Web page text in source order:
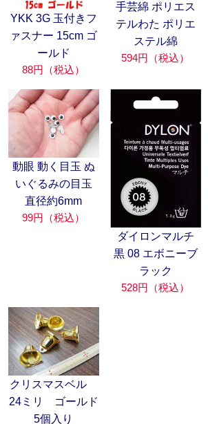
YKK 3G 玉付きフ
ァスナー 15cm ゴ
ールド
88円（税込）
手芸綿 ポリエス
テルわた ポリエ
ステル綿
594円（税込）
動眼 動く目玉 ぬ
いぐるみの目玉
直径約6mm
99円（税込）
ダイロンマルチ
黒 08 エボニーブ
ラック
528円（税込）
クリスマスベル
24ミリ ゴールド
5個入り